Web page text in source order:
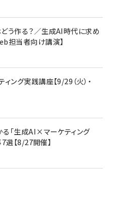
恋と運命／山田涼介]
グをもっと見る
Fire TV Stick HD | 手軽にスト
P31i (Bluetooth 6.1) 【完
ホン/アクティブノイズキャンセリ
ト接続 / 最大50時間再生 / PSE
III Flow USB-C & USB-C
まないケーブル 240W 結束バン
応 シリコン素材採用 iPhone
iPad Pro MacBook
グをもっと見る
まないケーブル 240W 結束バン
iPad Pro MacBook
ミッドナイトブラック)
う作る？／生成AI時代に求め
担当者向け講演】
グ実践講座【9/29（火）・
「生成AI×マーケティング
選【8/27開催】